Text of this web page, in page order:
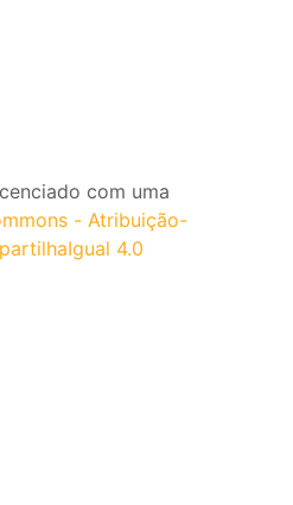
com uma
- Atribuição-
4.0